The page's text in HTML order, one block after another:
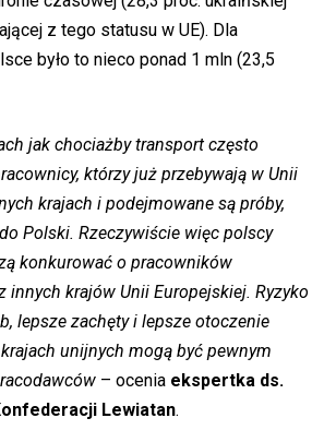
z tego statusu w UE). Dla
było to nieco ponad 1 mln (23,5
jak chociażby transport często
którzy już przebywają w Unii
krajach i podejmowane są próby,
Polski. Rzeczywiście więc polscy
konkurować o pracowników
innych krajów Unii Europejskiej. Ryzyko
lepsze zachęty i lepsze otoczenie
unijnych mogą być pewnym
– ocenia ekspertka ds.
Lewiatan.